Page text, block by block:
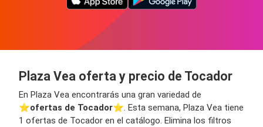
Plaza Vea oferta y precio de Tocador
En Plaza Vea encontrarás una gran variedad de
⭐️ofertas de Tocador⭐️. Esta semana, Plaza Vea tiene
1 ofertas de Tocador en el catálogo. Elimina los filtros